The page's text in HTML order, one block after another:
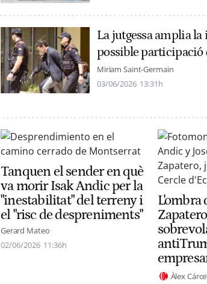
La jutgessa amplia
possible participació
Miriam Saint-Germain
03/06/2026 13:31h
Tanquen el sender en què
va morir Isak Andic per la
"inestabilitat" del terreny i
el "risc de despreniments"
Gerard Mateo
02/06/2026 11:36h
L'ombra
Àlex